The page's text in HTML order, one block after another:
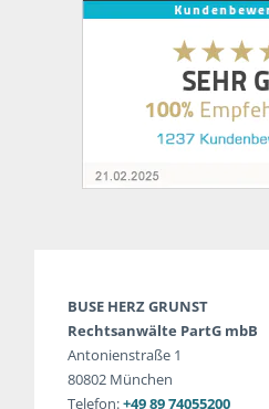
BUSE HERZ GRUNST
Rechtsanwälte PartG mbB
Antonienstraße 1
80802 München
Telefon:+49 89 74055200